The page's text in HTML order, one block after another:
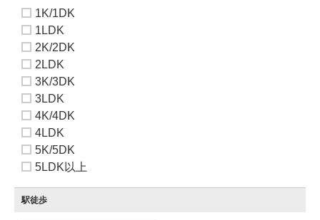
1K/1DK
1LDK
2K/2DK
2LDK
3K/3DK
3LDK
4K/4DK
4LDK
5K/5DK
5LDK以上
駅徒歩